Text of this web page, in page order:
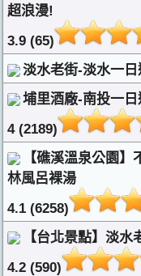
超浪漫!
3.9 (65)
淡水老街-淡水一
埔里酒廠-南投一
4 (2189)
【礁溪溫泉公園
林風呂裸湯
4.1 (6258)
【台北景點】淡
4.2 (590)